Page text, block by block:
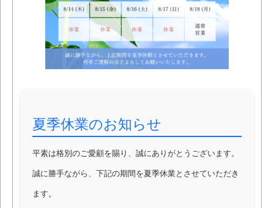
夏季休業のお知らせ
平素は格別のご愛顧を賜り、誠にありがとうございます。
誠に勝手ながら、下記の期間を夏季休業とさせていただき
ます。